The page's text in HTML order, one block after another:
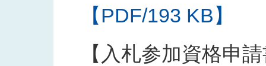
【PDF/193 KB】
【入札参加資格申